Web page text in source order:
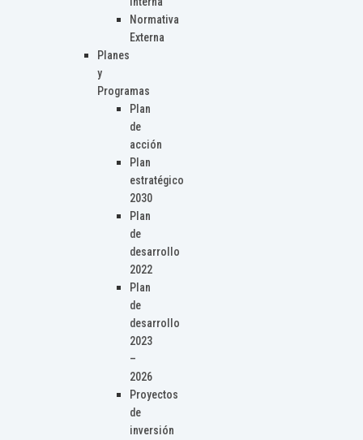
Normativa
Externa
Planes
y
Programas
Plan
de
acción
Plan
estratégico
2030
Plan
de
desarrollo
2022
Plan
de
desarrollo
2023
–
2026
Proyectos
de
inversión